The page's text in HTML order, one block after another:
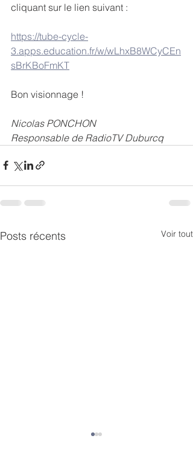
cliquant sur le lien suivant :
https://tube-cycle-
3.apps.education.fr/w/wLhxB8WCyCEn
sBrKBoFmKT
Bon visionnage !
Nicolas PONCHON
Responsable de RadioTV Duburcq
Posts récents Voir tout